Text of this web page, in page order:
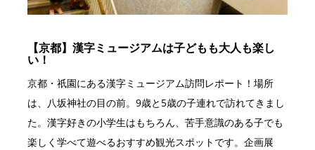
【京都】漢字ミュージアムは子どもも大人も楽し
い！
京都・祇園にある漢字ミュージアム訪問レポート！場所
は、八坂神社の目の前。9歳と5歳の子連れで訪れてきまし
た。漢字好きの小学生はもちろん、苦手意識のある子でも
楽しく学べて遊べるおすすめ観光スポットです。企画展